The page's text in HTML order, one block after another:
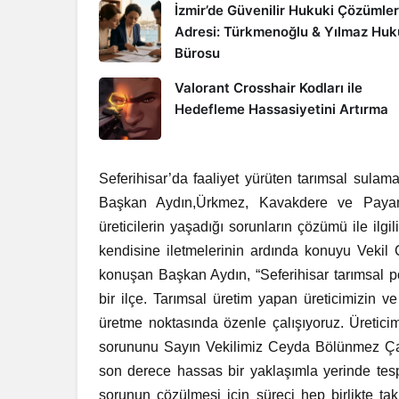
İzmir’de Güvenilir Hukuki
Adresi: Türkmenoğlu & Yılmaz
Bürosu
Valorant Crosshair Kodları ile
Hedefleme Hassasiyetini Artırma
Seferihisar’da faaliyet yürüten tarımsal
Başkan Aydın,Ürkmez, Kavakdere ve
üreticilerin yaşadığı sorunların çözümü ile
kendisine iletmelerinin ardında konuyu Vekil
konuşan Başkan Aydın, “Seferihisar
bir ilçe. Tarımsal üretim yapan üreticimizin
üretme noktasında özenle çalışıyoruz.
sorununu Sayın Vekilimiz Ceyda Bölünmez
son derece hassas bir yaklaşımla yerinde
sorunun çözülmesi için süreci hep birlikte